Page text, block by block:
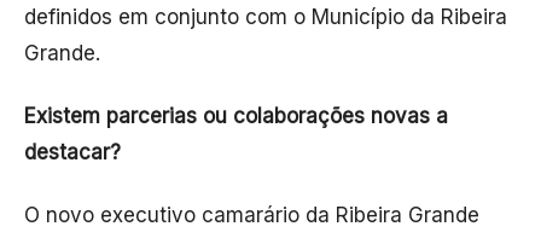
definidos em conjunto com o Município da Ribeira
Grande.
Existem parcerias ou colaborações novas a
destacar?
O novo executivo camarário da Ribeira Grande